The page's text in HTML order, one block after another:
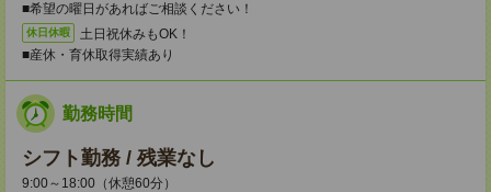
■希望の曜日があればご相談ください！
休日休暇
土日祝休みもOK！
■産休・育休取得実績あり
勤務時間
シフト勤務 / 残業なし
9:00～18:00（休憩60分）